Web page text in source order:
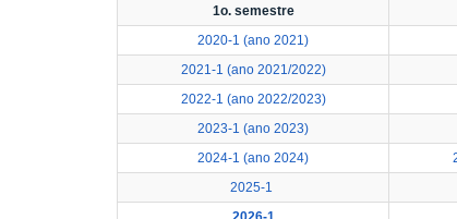
1o. semestre
2020-1 (ano 2021)
2021-1 (ano 2021/2022)
2022-1 (ano 2022/2023)
2023-1 (ano 2023)
2024-1 (ano 2024)
2025-1